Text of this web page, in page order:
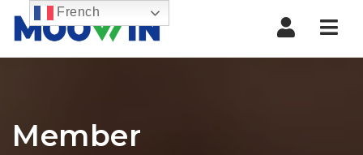
Member
French